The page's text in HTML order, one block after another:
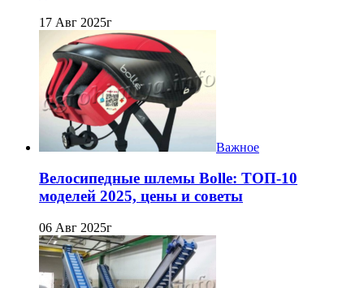
17 Авг 2025г
Важное
Велосипедные шлемы Bolle: ТОП-10
моделей 2025, цены и советы
06 Авг 2025г